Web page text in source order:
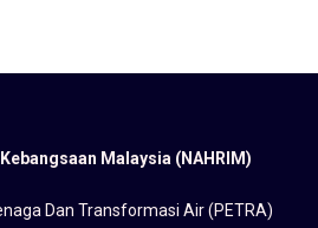
Malaysia (NAHRIM)
Dan Transformasi Air (PETRA)